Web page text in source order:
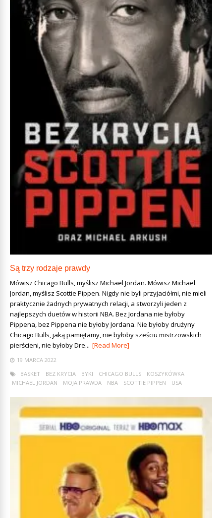
Są trzy rodzaje prawdy
Mówisz Chicago Bulls, myślisz Michael Jordan. Mówisz Michael
Jordan, myślisz Scottie Pippen. Nigdy nie byli przyjaciółmi, nie mieli
praktycznie żadnych prywatnych relacji, a stworzyli jeden z
najlepszych duetów w historii NBA. Bez Jordana nie byłoby
Pippena, bez Pippena nie byłoby Jordana. Nie byłoby drużyny
Chicago Bulls, jaką pamiętamy, nie byłoby sześciu mistrzowskich
pierścieni, nie byłoby Dre... [Read More]
19 MARCA 2022
BASKET
BEZ KRYCIA BYKI CHICAGO BULLS
KOSZYKÓWKA
MICHAEL JORDAN
MOJA PRAWDA NBA SCOTTIE PIPPEN USA